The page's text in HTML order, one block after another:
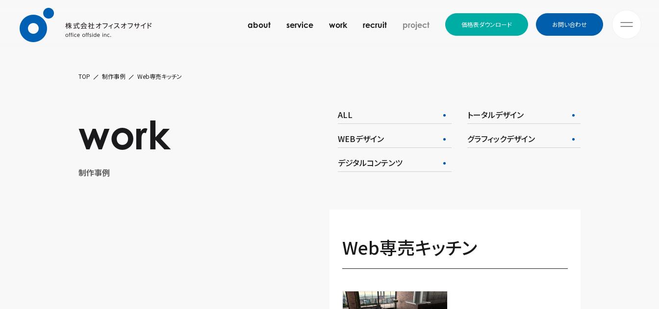
about service work recruit project 価格表ダウンロード お問い合わせ
TOP 制作事例 Web専売キッチン
work
制作事例
ALL トータルデザイン
WEBデザイン グラフィックデザイン
デジタルコンテンツ
Web専売キッチン